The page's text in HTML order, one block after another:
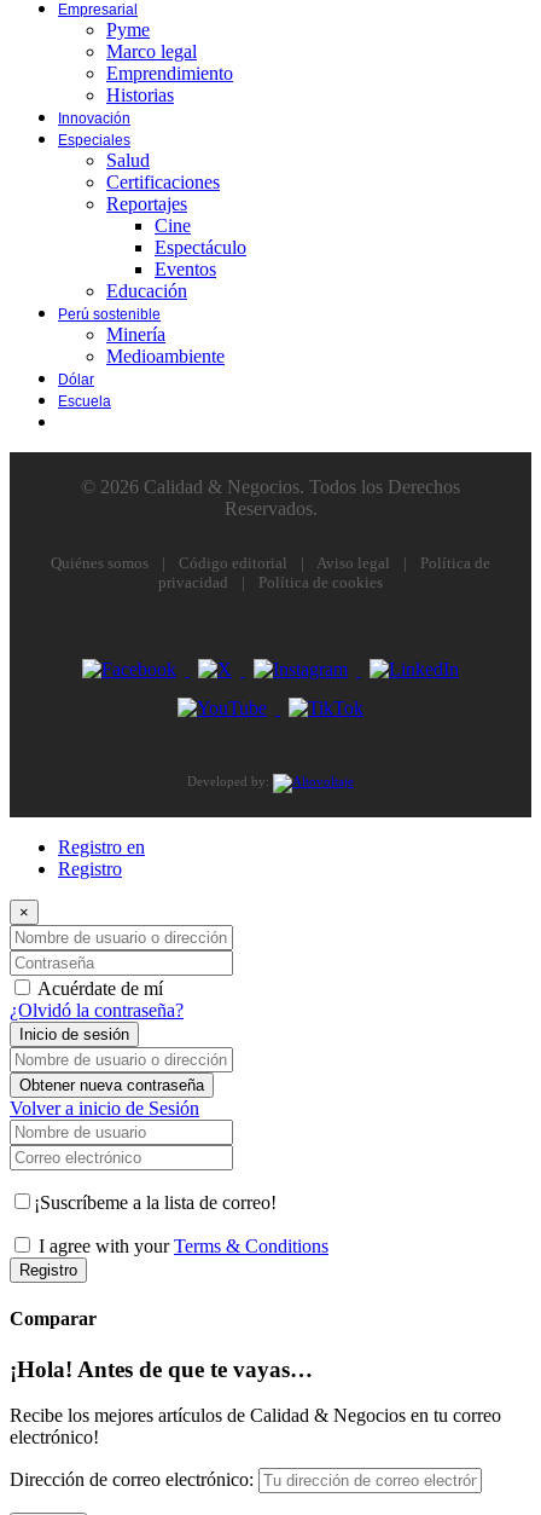
Empresarial
Pyme
Marco legal
Emprendimiento
Historias
Innovación
Especiales
Salud
Certificaciones
Reportajes
Cine
Espectáculo
Eventos
Educación
Perú sostenible
Minería
Medioambiente
Dólar
Escuela
© 2026 Calidad & Negocios. Todos los Derechos
Reservados.
Quiénes somos | Código editorial | Aviso legal |
Política de
privacidad
| Política de cookies
Developed by:
Registro en
Registro
×
Nombre de usuario o dirección de correo electrónico
Contraseña
Acuérdate de mí
¿Olvidó la contraseña?
Inicio de sesión
Nombre de usuario o dirección de correo electrónico
Obtener nueva contraseña
Volver a inicio de Sesión
Nombre de usuario
Correo electrónico
¡Suscríbeme a la lista de correo!
I agree with yourTerms & Conditions
Registro
Comparar
¡Hola! Antes de que te vayas…
Recibe los mejores artículos de Calidad & Negocios en tu correo
electrónico!
Dirección de correo electrónico: